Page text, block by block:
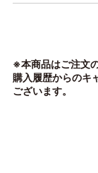
※本商品はご注文
購入履歴からのキ
ございます。